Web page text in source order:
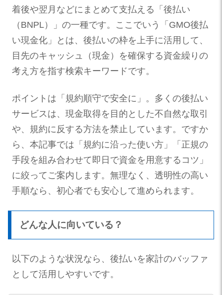
着後や翌月などにまとめて支払える「後払い
（BNPL）」の一種です。ここでいう「GMO後払
い現金化」とは、後払いの枠を上手に活用して、
目先のキャッシュ（現金）を確保する資金繰りの
考え方を指す検索キーワードです。
ポイントは「規約順守で安全に」。多くの後払い
サービスは、現金取得を目的とした不自然な取引
や、規約に反する方法を禁止しています。ですか
ら、本記事では「規約に沿った使い方」「正規の
手段を組み合わせて即日で資金を用意するコツ」
に絞ってご案内します。無理なく、透明性の高い
手順なら、初心者でも安心して進められます。
どんな人に向いている？
以下のような状況なら、後払いを家計のバッファ
として活用しやすいです。